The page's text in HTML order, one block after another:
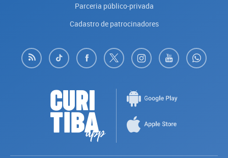
Parceria público-privada
Cadastro de patrocinadores